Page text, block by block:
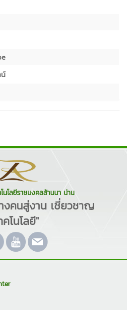
นโลยีราชมงคลล้านนา น่าน
งคนสู่งาน เชี่ยวชาญ
คโนโลยี"